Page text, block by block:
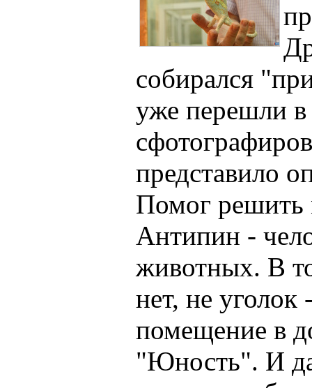
собирался
уже перешли
представило
Помог решить
Антипин -
животных. В
нет, не
помещение в
"Юность". И